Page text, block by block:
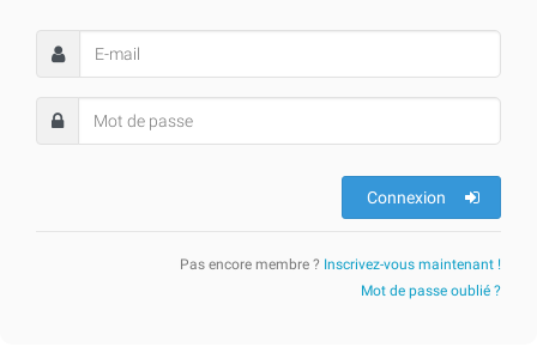
Connexion
Pas encore membre ? Inscrivez-vous maintenant !
Mot de passe oublié ?